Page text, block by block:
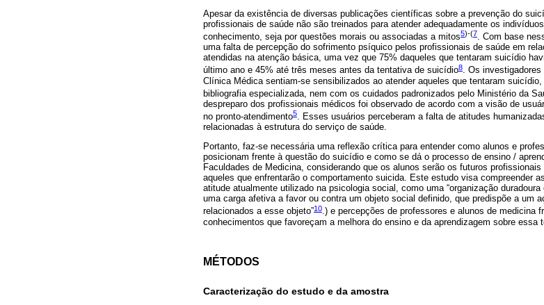
Apesar da existência de diversas publicações científicas sobre a prevenção do
profissionais de saúde não são treinados para atender adequadamente os
conhecimento, seja por questões morais ou associadas a mitos5)-(7. Com base
uma falta de percepção do sofrimento psíquico pelos profissionais de saúde em
atendidas na atenção básica, uma vez que 75% daqueles que tentaram suicídio
último ano e 45% até três meses antes da tentativa de suicídio8. Os
Clínica Médica sentiam-se sensibilizados ao atender aqueles que tentaram
bibliografia especializada, nem com os cuidados padronizados pelo Ministério da
despreparo dos profissionais médicos foi observado de acordo com a visão de
no pronto-atendimento5. Esses usuários perceberam a falta de atitudes
relacionadas à estrutura do serviço de saúde.
Portanto, faz-se necessária uma reflexão crítica para entender como alunos e
posicionam frente à questão do suicídio e como se dá o processo de ensino /
Faculdades de Medicina, considerando que os alunos serão os futuros
aqueles que enfrentarão o comportamento suicida. Este estudo visa compreender
atitude atualmente utilizado na psicologia social, como uma “organização
uma carga afetiva a favor ou contra um objeto social definido, que predispõe a um
relacionados a esse objeto”10.) e percepções de professores e alunos de medicina
conhecimentos que favoreçam a melhora do ensino e da aprendizagem sobre essa
MÉTODOS
Caracterização do estudo e da amostra